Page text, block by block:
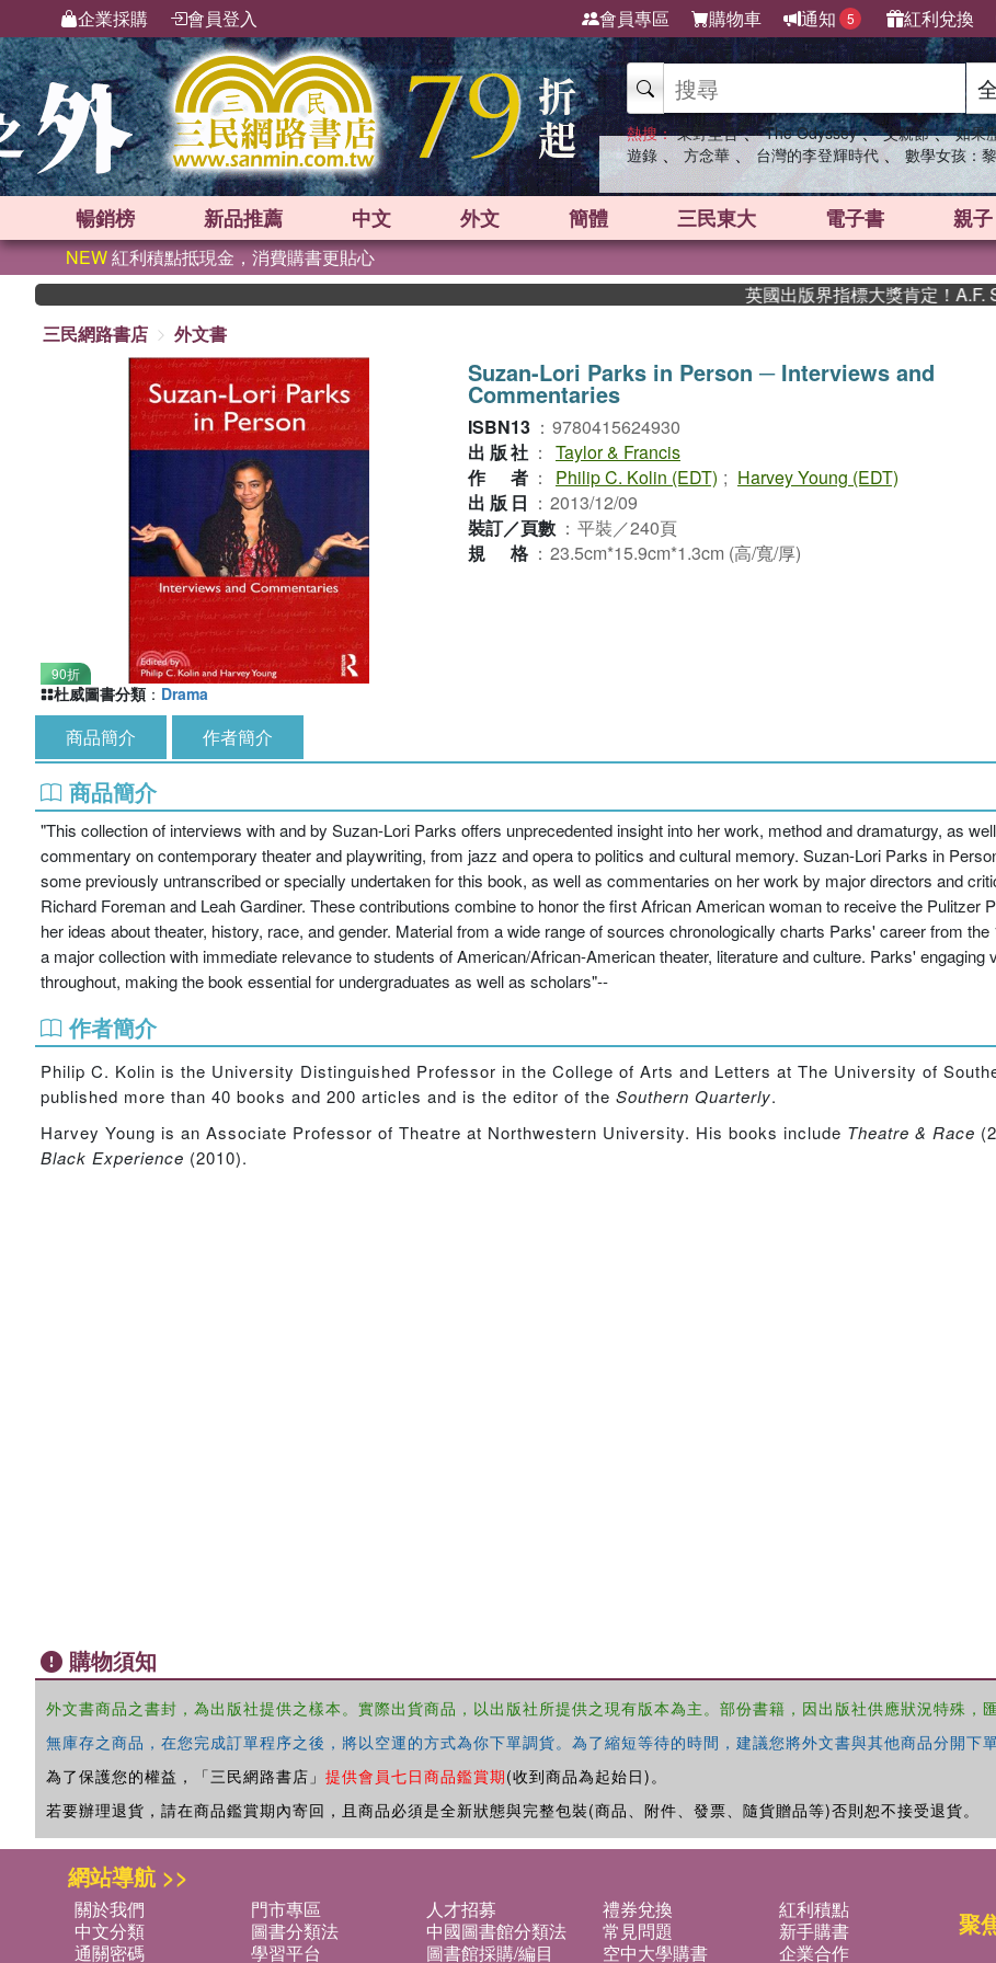
企業採購 會員登入 會員專區 購物車 通知 5 紅利兌換
熱搜： 東野圭吾 、 The Odyssey 、 父親節 、 如果
遊錄 、 方念華 、 台灣的李登輝時代 、 數學女孩：
暢銷榜 新品推薦 中文 外文 簡體 三民東大 電子書 親子
NEW紅利積點抵現金，消費購書更貼心
英國出版界指標大獎肯定！A.F.
三民網路書店
外文書
90折
Suzan-Lori Parks in Person ─ Interviews and
Commentaries
ISBN13 ： 9780415624930
出版社 ： Taylor & Francis
作者 ： Philip C. Kolin (EDT) ; Harvey Young (EDT)
出版日 ： 2013/12/09
裝訂／頁數 ： 平裝／240頁
規格 ： 23.5cm*15.9cm*1.3cm (高/寬/厚)
杜威圖書分類 ： Drama
商品簡介 作者簡介
商品簡介
"This collection of interviews with and by Suzan-Lori Parks offers unprecedented insight into her work, method and dramaturgy, as
commentary on contemporary theater and playwriting, from jazz and opera to politics and cultural memory. Suzan-Lori Parks in
some previously untranscribed or specially undertaken for this book, as well as commentaries on her work by major directors and
Richard Foreman and Leah Gardiner. These contributions combine to honor the first African American woman to receive the Pulitzer
her ideas about theater, history, race, and gender. Material from a wide range of sources chronologically charts Parks' career from
a major collection with immediate relevance to students of American/African-American theater, literature and culture. Parks' engaging
throughout, making the book essential for undergraduates as well as scholars"--
作者簡介
Philip C. Kolin is the University Distinguished Professor in the College of Arts and Letters at The University of
published more than 40 books and 200 articles and is the editor of the Southern Quarterly.
Harvey Young is an Associate Professor of Theatre at Northwestern University. His books include Theatre & Race
Black Experience (2010).
購物須知
外文書商品之書封，為出版社提供之樣本。實際出貨商品，以出版社所提供之現有版本為主。部份書籍，因出版社供應狀況特殊，
無庫存之商品，在您完成訂單程序之後，將以空運的方式為你下單調貨。為了縮短等待的時間，建議您將外文書與其他商品分開下
為了保護您的權益，「三民網路書店」 提供會員七日商品鑑賞期(收到商品為起始日)。
若要辦理退貨，請在商品鑑賞期內寄回，且商品必須是全新狀態與完整包裝(商品、附件、發票、隨貨贈品等)否則恕不接受退貨。
網站導航 >>
關於我們 門市專區 人才招募 禮券兌換
紅利積點
中文分類
圖書分類法 中國圖書館分類法 常見問題
新手購書
通關密碼
學習平台 圖書館採購/編目 空中大學購書
企業合作
聚